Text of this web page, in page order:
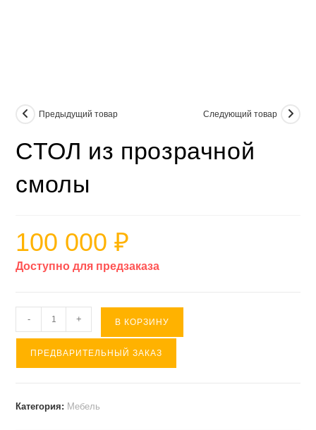
Предыдущий товар Следующий товар
СТОЛ из прозрачной
смолы
100 000₽
Доступно для предзаказа
Количество
товара
СТОЛ
смолы
- + В КОРЗИНУ
ПРЕДВАРИТЕЛЬНЫЙ ЗАКАЗ
Категория: Мебель